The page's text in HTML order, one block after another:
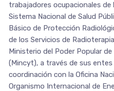
trabajadores ocupacionales
Sistema Nacional de Salud
Básico de Protección
de los Servicios de
Ministerio del Poder Popular
(Mincyt), a través de sus entes
coordinación con la Oficina
Organismo Internacional de